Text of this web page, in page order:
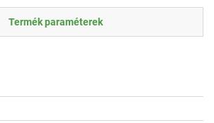
Termék paraméterek